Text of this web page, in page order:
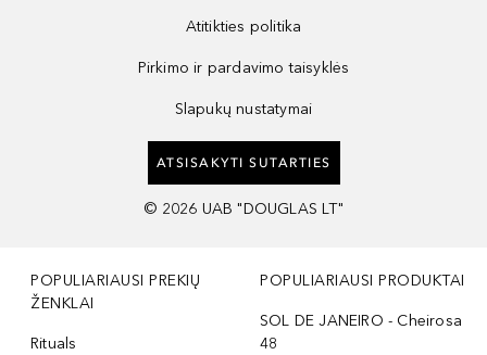
Atitikties politika
Pirkimo ir pardavimo taisyklės
Slapukų nustatymai
ATSISAKYTI SUTARTIES
© 2026 UAB "DOUGLAS LT"
POPULIARIAUSI PREKIŲ
ŽENKLAI
Rituals
POPULIARIAUSI PRODUKTAI
SOL DE JANEIRO - Cheirosa
48